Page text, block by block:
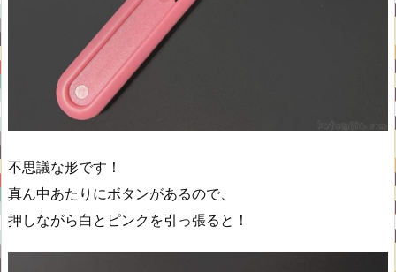
不思議な形です！
真ん中あたりにボタンがあるので、
押しながら白とピンクを引っ張ると！